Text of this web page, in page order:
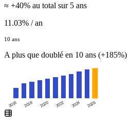
≈ +40% au total sur 5 ans
11.03% / an
10 ans
A plus que doublé en 10 ans (+185%)
2016 2018 2020 2022 2024 2026